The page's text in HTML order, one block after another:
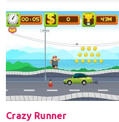
Crazy Runner